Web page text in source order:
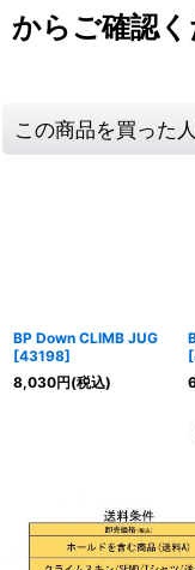
からご確認く
この商品を買った
BP Down CLIMB JUG
[43198]
8,030円(税込)
[